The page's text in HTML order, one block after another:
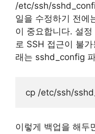
/etc/ssh/
일을 수정하기 전에
이 중요합니다. 설
로 SSH 접근이 불
래는 sshd_config
이렇게 백업을 해두